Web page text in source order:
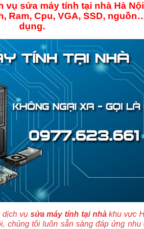
vụ sửa máy tính tại nhà Hà
Ram, Cpu, VGA, SSD,
dụng.
dịch vụsửa máy tính tại nhàkhu vực
chúng tôi luôn sẵn sàng đáp ứng nhu